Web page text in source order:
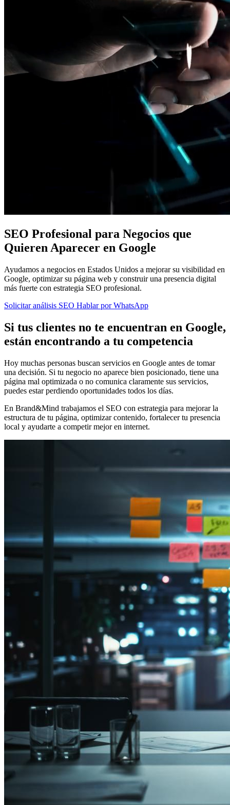
SEO Profesional para Negocios que
Quieren Aparecer en Google
Ayudamos a negocios en Estados Unidos a mejorar su visibilidad en
Google, optimizar su página web y construir una presencia digital
más fuerte con estrategia SEO profesional.
Solicitar análisis SEO Hablar por WhatsApp
Si tus clientes no te encuentran en Google,
están encontrando a tu competencia
Hoy muchas personas buscan servicios en Google antes de tomar
una decisión. Si tu negocio no aparece bien posicionado, tiene una
página mal optimizada o no comunica claramente sus servicios,
puedes estar perdiendo oportunidades todos los días.
En Brand&Mind trabajamos el SEO con estrategia para mejorar la
estructura de tu página, optimizar contenido, fortalecer tu presencia
local y ayudarte a competir mejor en internet.